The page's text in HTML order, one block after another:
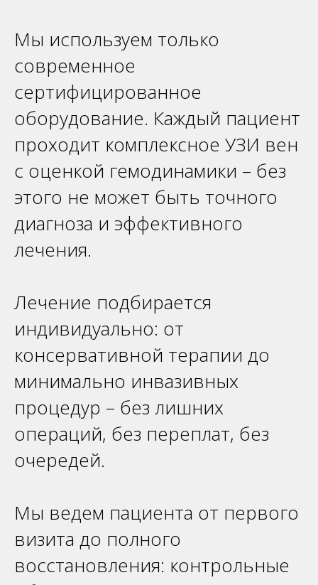
Мы используем только
современное
сертифицированное
оборудование. Каждый пациент
проходит комплексное УЗИ вен
с оценкой гемодинамики – без
этого не может быть точного
диагноза и эффективного
лечения.
Лечение подбирается
индивидуально: от
консервативной терапии до
минимально инвазивных
процедур – без лишних
операций, без переплат, без
очередей.
Мы ведем пациента от первого
визита до полного
восстановления: контрольные